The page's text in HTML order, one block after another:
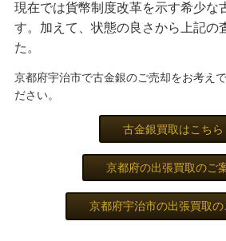
現在では貨幣制度改革を示す希少な
す。加えて、状態の良さから上記の
た。
京都府宇治市で古金銀のご売却をお考え
ださい。
古金銀買取はこちら
京都府の出張買取のご
京都府宇治市の出張買取の